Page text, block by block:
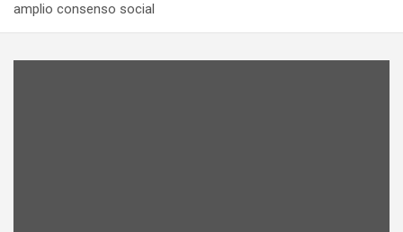
amplio consenso social